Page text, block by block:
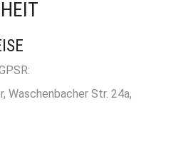
Waschenbacher Str. 24a,